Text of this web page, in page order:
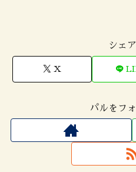
シェ
X
パルをフ